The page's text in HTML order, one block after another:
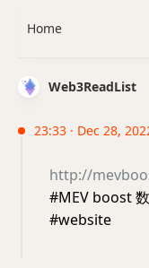
Web3ReadList
23:33 · Dec 28,
http://
#MEV boost
#website
Home